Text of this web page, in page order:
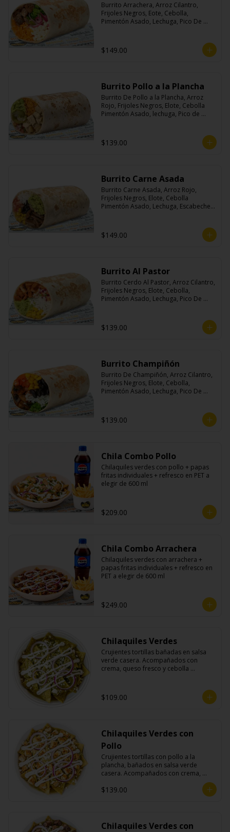
Burrito Arrachera, Arroz Cilantro,
Frijoles Negros, Eote, Cebolla,
Pimentón Asado, Lechuga, Pico De
$149.00
Burrito Pollo a la Plancha
Burrito De Pollo a la Plancha, Arroz
Rojo, Frijoles Negros, Elote, Cebolla
Pimentón Asado, lechuga, Pico de
$139.00
Burrito Carne Asada
Burrito Carne Asada, Arroz Rojo,
Frijoles Negros, Elote, Cebolla
Pimentón Asado, Lechuga, Escabeche
$149.00
Burrito Al Pastor
Burrito Cerdo Al Pastor, Arroz Cilantro,
Frijoles Negros, Elote, Cebolla,
Pimentón Asado, Lechuga, Pico De
$139.00
Burrito Champiñón
Burrito De Champiñón, Arroz Cilantro,
Frijoles Negros, Elote, Cebolla,
Pimentón Asado, Lechuga, Pico De
$139.00
Chila Combo Pollo
Chilaquiles verdes con pollo + papas
fritas individuales + refresco en PET a
elegir de 600 ml
$209.00
Chila Combo Arrachera
Chilaquiles verdes con arrachera +
papas fritas individuales + refresco en
PET a elegir de 600 ml
$249.00
Chilaquiles Verdes
Crujientes tortillas bañadas en salsa
verde casera. Acompañados con
crema, queso fresco y cebolla
$109.00
Chilaquiles Verdes con
Pollo
Crujientes tortillas con pollo a la
plancha, bañados en salsa verde
casera. Acompañados con crema,
$139.00
Chilaquiles Verdes con